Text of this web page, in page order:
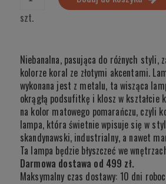
szt.
Niebanalna, pasująca do różnych styli,
kolorze koral ze złotymi akcentami.
wykonana jest z metalu, ta wisząca
okrągłą podsufitkę i klosz w kształcie
na kolor matowego pomarańczu, czyli
lampa, która świetnie wpisuje się w
skandynawski, industrialny, a nawet
Ta lampa będzie błyszczeć we
Darmowa dostawa od 499 zł.
Maksymalny czas dostawy: 10 dni